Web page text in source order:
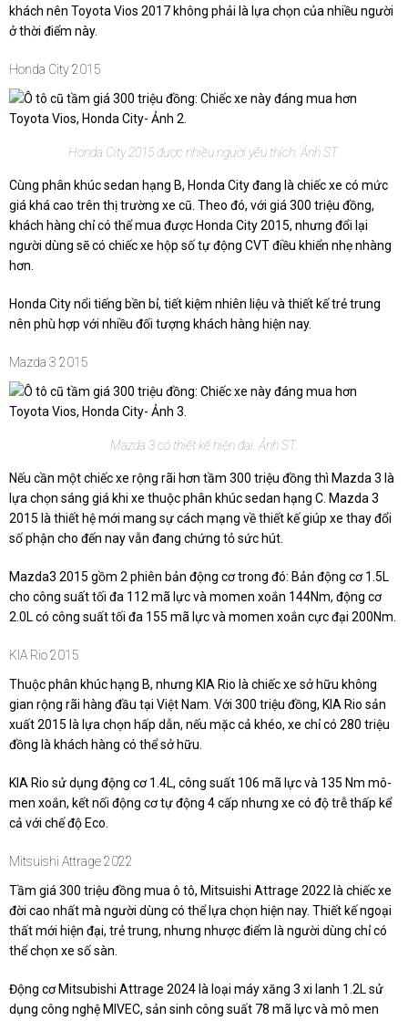
khách nên Toyota Vios 2017 không phải là lựa chọn của nhiều người
ở thời điểm này.
Honda City 2015
Honda City 2015 được nhiều người yêu thích. Ảnh ST.
Cùng phân khúc sedan hạng B, Honda City đang là chiếc xe có mức
giá khá cao trên thị trường xe cũ. Theo đó, với giá 300 triệu đồng,
khách hàng chỉ có thể mua được Honda City 2015, nhưng đổi lại
người dùng sẽ có chiếc xe hộp số tự động CVT điều khiển nhẹ nhàng
hơn.
Honda City nổi tiếng bền bỉ, tiết kiệm nhiên liệu và thiết kế trẻ trung
nên phù hợp với nhiều đối tượng khách hàng hiện nay.
Mazda 3 2015
Mazda 3 có thiết kế hiện đại. Ảnh ST.
Nếu cần một chiếc xe rộng rãi hơn tầm 300 triệu đồng thì Mazda 3 là
lựa chọn sáng giá khi xe thuộc phân khúc sedan hạng C. Mazda 3
2015 là thiết hệ mới mang sự cách mạng về thiết kế giúp xe thay đổi
số phận cho đến nay vẫn đang chứng tỏ sức hút.
Mazda3 2015 gồm 2 phiên bản động cơ trong đó: Bản động cơ 1.5L
cho công suất tối đa 112 mã lực và momen xoắn 144Nm, động cơ
2.0L có công suất tối đa 155 mã lực và momen xoắn cực đại 200Nm.
KIA Rio 2015
Thuộc phân khúc hạng B, nhưng KIA Rio là chiếc xe sở hữu không
gian rộng rãi hàng đầu tại Việt Nam. Với 300 triệu đồng, KIA Rio sản
xuất 2015 là lựa chọn hấp dẫn, nếu mặc cả khéo, xe chỉ có 280 triệu
đồng là khách hàng có thể sở hữu.
KIA Rio sử dụng động cơ 1.4L, công suất 106 mã lực và 135 Nm mô-
men xoắn, kết nối động cơ tự động 4 cấp nhưng xe có độ trễ thấp kể
cả với chế độ Eco.
Mitsuishi Attrage 2022
Tầm giá 300 triệu đồng mua ô tô, Mitsuishi Attrage 2022 là chiếc xe
đời cao nhất mà người dùng có thể lựa chọn hiện nay. Thiết kế ngoại
thất mới hiện đại, trẻ trung, nhưng nhược điểm là người dùng chỉ có
thể chọn xe số sàn.
Động cơ Mitsubishi Attrage 2024 là loại máy xăng 3 xi lanh 1.2L sử
dụng công nghệ MIVEC, sản sinh công suất 78 mã lực và mô men